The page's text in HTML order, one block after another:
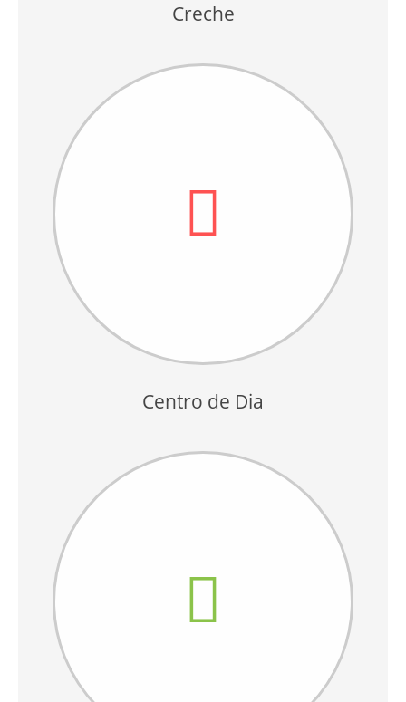
Creche
Centro de Dia